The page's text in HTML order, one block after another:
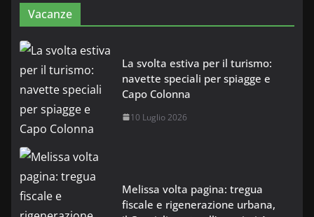
Vacanze
La svolta estiva per il turismo:
navette speciali per spiagge e
Capo Colonna
10 Luglio 2026
Melissa volta pagina: tregua
fiscale e rigenerazione urbana,